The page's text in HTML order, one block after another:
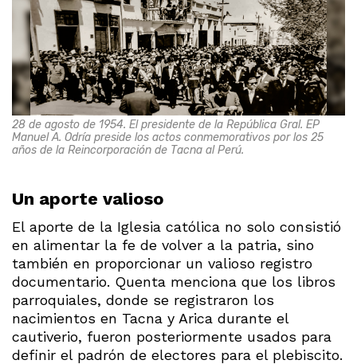
28 de agosto de 1954. El presidente de la República Gral. EP
Manuel A. Odría preside los actos conmemorativos por los 25
años de la Reincorporación de Tacna al Perú.
Un aporte valioso
El aporte de la Iglesia católica no solo consistió
en alimentar la fe de volver a la patria, sino
también en proporcionar un valioso registro
documentario. Quenta menciona que los libros
parroquiales, donde se registraron los
nacimientos en Tacna y Arica durante el
cautiverio, fueron posteriormente usados para
definir el padrón de electores para el plebiscito.